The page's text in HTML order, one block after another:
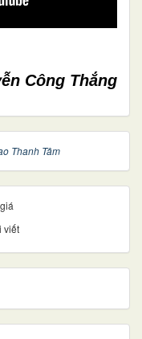
Công Thắng
Thanh Tâm
viết